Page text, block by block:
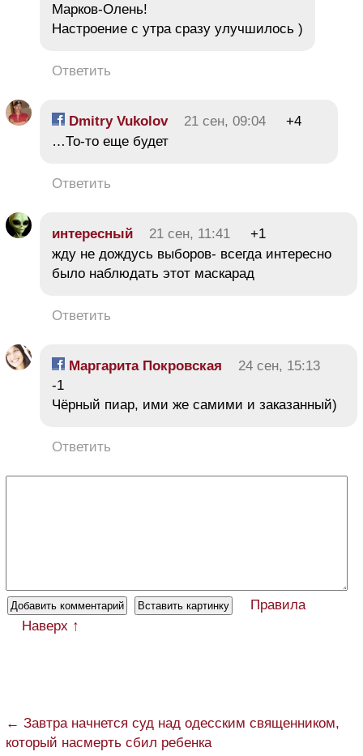
Марков-Олень!
Настроение с утра сразу улучшилось )
Ответить
Dmitry Vukolov 21 сен, 09:04
+4
…То-то еще будет
Ответить
интересный 21 сен, 11:41
+1
жду не дождусь выборов- всегда интересно
было наблюдать этот маскарад
Ответить
Маргарита Покровская
24 сен, 15:13
-1
Чёрный пиар, ими же самими и заказанный)
Ответить
Правила
Наверх ↑
← Завтра начнется суд над одесским священником,
который насмерть сбил ребенка